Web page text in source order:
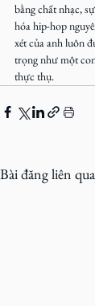
bằng chất nhạc,
hóa hip-hop
xét của anh luôn
trọng như một
thực thụ.
Bài đăng liên